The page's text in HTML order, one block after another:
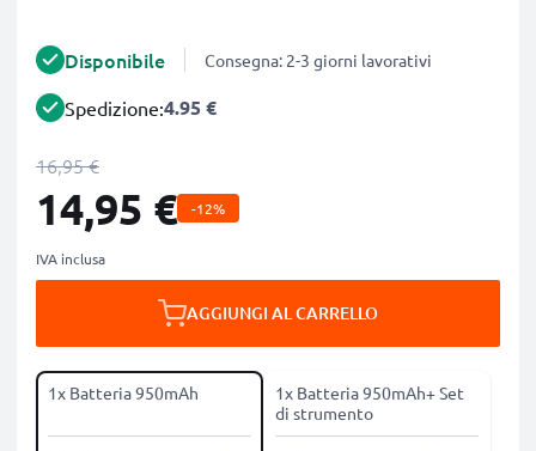
Disponibile Consegna: 2-3 giorni lavorativi
Spedizione:4.95 €
16,95 €
14,95 € -12%
IVA inclusa
AGGIUNGI AL CARRELLO
1x Batteria 950mAh
1x Batteria 950mAh+ Set
di strumento